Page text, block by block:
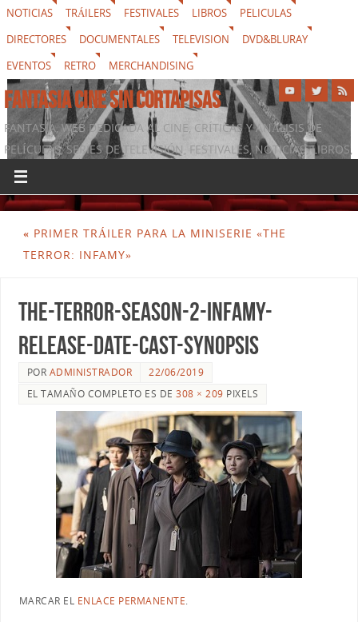
NOTICIAS TRÁILERS FESTIVALES LIBROS
PELICULAS
DIRECTORES
DOCUMENTALES TELEVISION
DVD&BLURAY
EVENTOS
RETRO MERCHANDISING
FANTASIA CINE SIN CORTAPISAS
FANTASIA, WEB DEDICADA AL CINE, CRÍTICAS Y ANÁLISIS DE
PELÍCULAS, SERIES DE TELEVISIÓN, FESTIVALES, NOTICIAS, LIBROS,
DVD & BLURAY, MERCHANDISING Y TODO LO QUE RODEA AL
SÉPTIMO ARTE
« PRIMER TRÁILER PARA LA MINISERIE «THE
TERROR: INFAMY»
the-terror-season-2-infamy-
release-date-cast-synopsis
POR ADMINISTRADOR
22/06/2019
EL TAMAÑO COMPLETO ES DE308 × 209 PIXELS
MARCAR EL ENLACE PERMANENTE.